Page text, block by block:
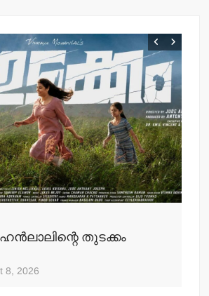
തുടക്കം
8, 2026